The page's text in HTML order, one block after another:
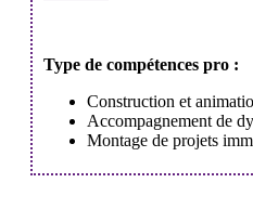
Type de compétences pro :
Construction et
Accompagnement de
Montage de projets